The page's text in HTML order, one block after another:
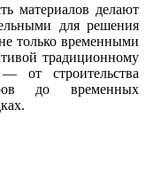
материалов делают
для решения
только временными
традиционному
от строительства
до временных